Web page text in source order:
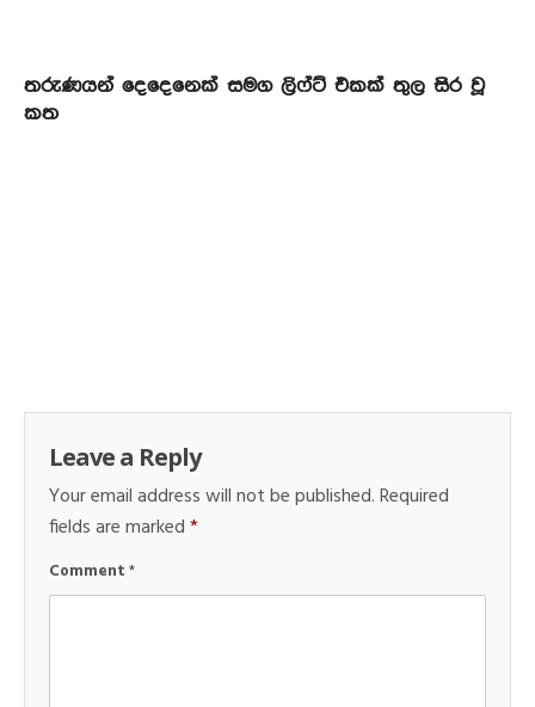
තරුණයන් දෙදෙනෙක් සමග ලිෆ්ට් එකක් තුල සිර වූ
කත
Leave a Reply
Your email address will not be published.Required
fields are marked*
Comment*